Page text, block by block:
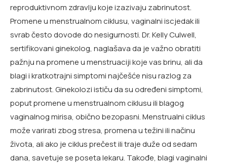
reproduktivnom zdravlju koje izazivaju zabrinutost.
Promene u menstrualnom ciklusu, vaginalni iscjedak ili
svrab često dovode do nesigurnosti. Dr. Kelly Culwell,
sertifikovani ginekolog, naglašava da je važno obratiti
pažnju na promene u menstruaciji koje vas brinu, ali da
blagi i kratkotrajni simptomi najčešće nisu razlog za
zabrinutost. Ginekolozi ističu da su određeni simptomi,
poput promene u menstrualnom ciklusu ili blagog
vaginalnog mirisa, obično bezopasni. Menstrualni ciklus
može varirati zbog stresa, promena u težini ili načinu
života, ali ako je ciklus prečest ili traje duže od sedam
dana, savetuje se poseta lekaru. Takođe, blagi vaginalni